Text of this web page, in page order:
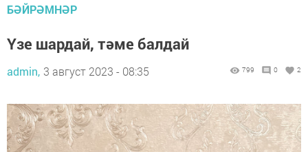
БӘЙРӘМНӘР
Үзе шардай, тәме балдай
admin, 3 август 2023 - 08:35 799 0 2